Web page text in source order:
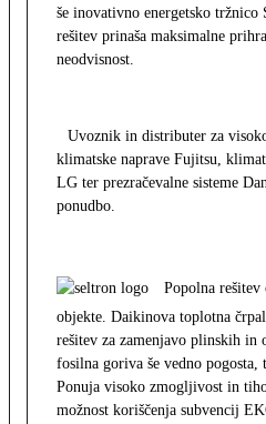
še inovativno energetsko tržnico
rešitev prinaša maksimalne
neodvisnost.
Uvoznik in distributer za
klimatske naprave Fujitsu,
LG ter prezračevalne sisteme
ponudbo.
Popolna rešitev
objekte. Daikinova toplotna
rešitev za zamenjavo plinskih
fosilna goriva še vedno pogosta,
Ponuja visoko zmogljivost in
možnost koriščenja subvencij